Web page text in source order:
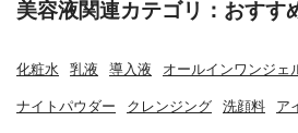
美容液関連カテゴリ：おすす
化粧水 乳液 導入液 オールインワンジェ
ナイトパウダー クレンジング 洗顔料 ア